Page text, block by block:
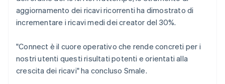
aggiornamento dei ricavi ricorrenti ha dimostrato di
incrementare i ricavi medi dei creator del 30%.
"Connect è il cuore operativo che rende concreti per i
nostri utenti questi risultati potenti e orientati alla
crescita dei ricavi" ha concluso Smale.